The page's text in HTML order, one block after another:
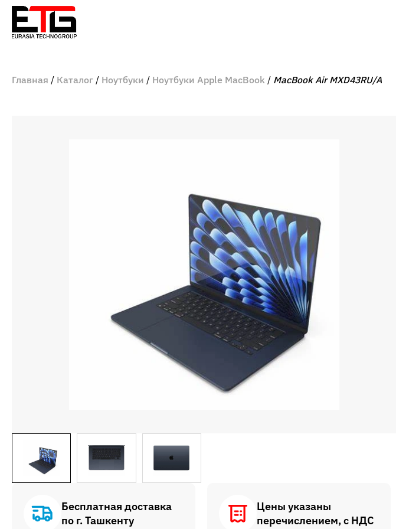
Главная Каталог Ноутбуки Ноутбуки Apple MacBook MacBook Air MXD43RU/A
Бесплатная доставка
по г. Ташкенту
Цены указаны
перечислением, с НДС